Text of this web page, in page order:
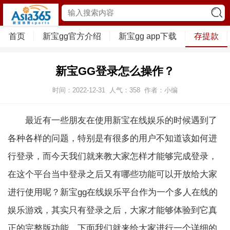
首页 新宝gg官方介绍 新宝gg app下载 存提款
新宝GG登录怎么操作？
时间：2022-12-31 人气： 358 作者：小编
最近有一些朋友在使用新宝在线娱乐的时候遇到了
各种各样的问题，特别是有很多的用户不知道该如何进
行登录，而今天我们就来教大家怎样才能够完成登录，
在这个平台当中登录之后又有哪些功能可以开放给大家
进行使用呢？新宝gg在线娱乐平台作为一个多人在线的
娱乐游戏，其实只有登录之后，大家才能够体验到它真